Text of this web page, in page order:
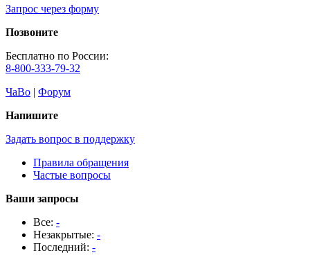
Запрос через форму
Позвоните
Бесплатно по России:
8-800-333-79-32
ЧаВо | Форум
Напишите
Задать вопрос в поддержку
Правила обращения
Частые вопросы
Ваши запросы
Все: -
Незакрытые: -
Последний: -